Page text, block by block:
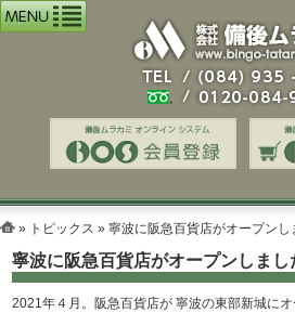
» トピックス » 寧波に阪急百貨店がオープンし
寧波に阪急百貨店がオープンしまし
2021年４月。阪急百貨店が 寧波の東部新城にオ